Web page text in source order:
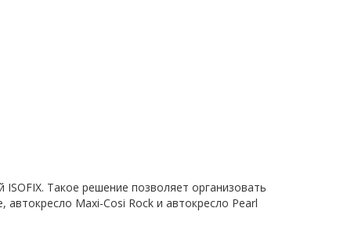
Такое решение позволяет организовать
Maxi-Cosi Rock и автокресло Pearl